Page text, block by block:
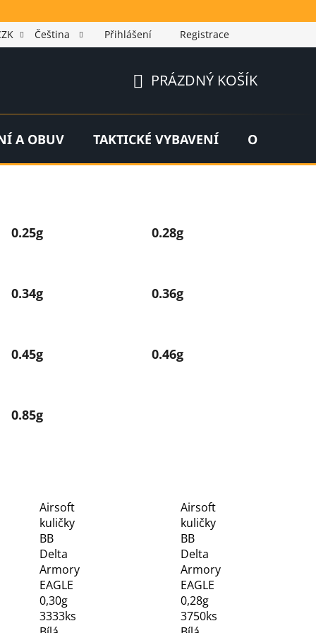
Čeština Přihlášení Registrace
KOŠÍK
PRÁZDNÝ KOŠÍK
A OBUV TAKTICKÉ VYBAVENÍ OUTDOOR
0.25g 0.28g
0.34g 0.36g
0.45g 0.46g
0.85g
Airsoft
kuličky
BB
Delta
Armory
EAGLE
0,30g
3333ks
Airsoft
kuličky
BB
Delta
Armory
EAGLE
0,28g
3750ks